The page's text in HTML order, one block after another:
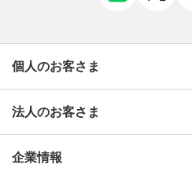
個人のお客さま
法人のお客さま
企業情報